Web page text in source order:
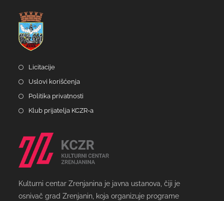
Licitacije
Uslovi korišćenja
Politika privatnosti
Klub prijatelja KCZR-a
Kulturni centar Zrenjanina je javna ustanova, čiji je
osnivač grad Zrenjanin, koja organizuje programe